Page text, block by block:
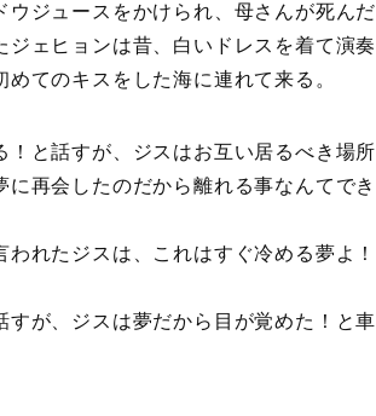
ジュースをかけられ、母さんが死んだ
ェヒョンは昔、白いドレスを着て演奏
てのキスをした海に連れて来る。
と話すが、ジスはお互い居るべき場所
再会したのだから離れる事なんてでき
れたジスは、これはすぐ冷める夢よ！
が、ジスは夢だから目が覚めた！と車